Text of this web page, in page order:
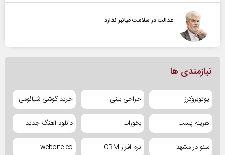
عدالت در سلامت میانبر ندارد
نیازمندی ها
یوتوبروکرز جراحی بینی خرید گوشی شیائومی
هزینه پست بخورات دانلود آهنگ جدید
سئو در مشهد نرم افزار CRM webone.co